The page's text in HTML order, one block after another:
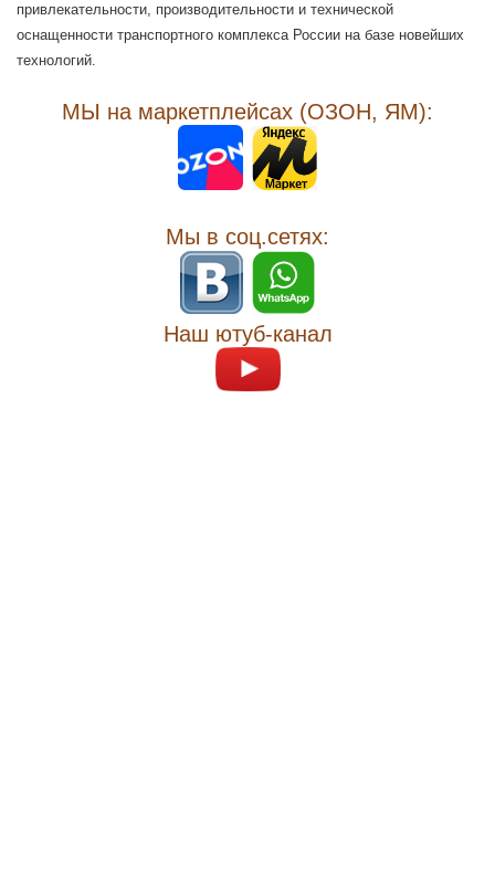
привлекательности, производительности и технической
оснащенности транспортного комплекса России на базе новейших
технологий.
МЫ на маркетплейсах (ОЗОН, ЯМ):
Мы в соц.сетях:
Наш ютуб-канал